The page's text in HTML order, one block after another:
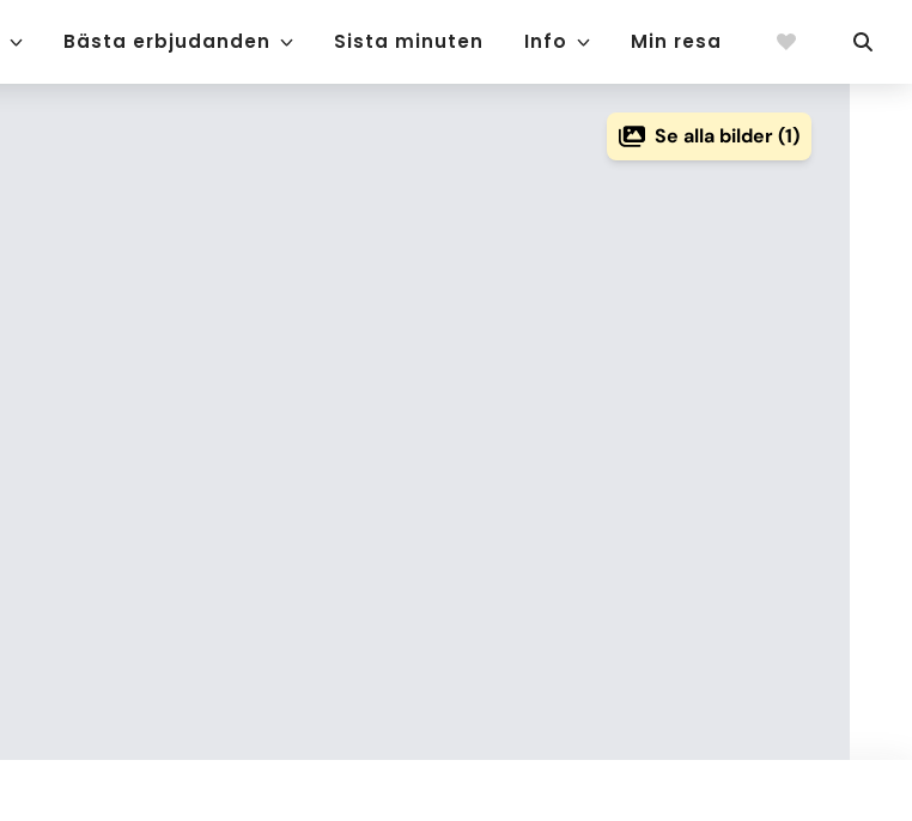
Bästa erbjudanden Sista minuten Info Min resa
Se alla bilder (1)